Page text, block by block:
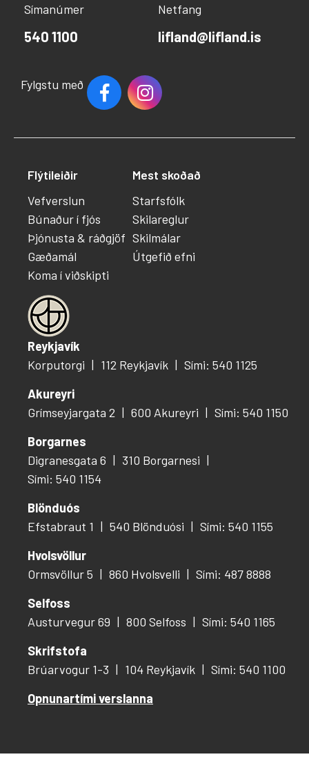
Símanúmer
540 1100
Netfang
lifland@lifland.is
Fylgstu með
Reykjavík
Korputorgi
112 Reykjavík
Sími: 540 1125
Akureyri
Grímseyjargata 2
600 Akureyri
Sími: 540 1150
Borgarnes
Digranesgata 6
310 Borgarnesi
Sími: 540 1154
Blönduós
Efstabraut 1
540 Blönduósi
Sími: 540 1155
Hvolsvöllur
Ormsvöllur 5
860 Hvolsvelli
Sími: 487 8888
Selfoss
Austurvegur 69
800 Selfoss
Sími: 540 1165
Skrifstofa
Brúarvogur 1-3
104 Reykjavík
Sími: 540 1100
Opnunartími verslanna
Flýtileiðir
Vefverslun
Búnaður í fjós
Þjónusta & ráðgjöf
Gæðamál
Koma í viðskipti
Mest skoðað
Starfsfólk
Skilareglur
Skilmálar
Útgefið efni